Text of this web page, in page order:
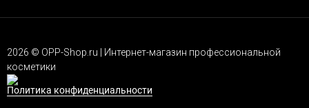
2026 © OPP-Shop.ru | Интернет-магазин профессиональной
косметики
Политика конфиденциальности